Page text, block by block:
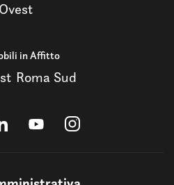
Ovest
in Affitto
Roma Sud